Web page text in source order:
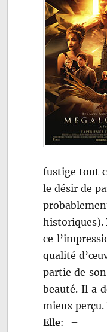
fustige tout
le désir de
historiques).
ce
qualité
partie de
beauté. Il a
mieux
Elle:
–